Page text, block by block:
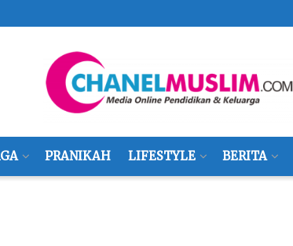
PRANIKAH LIFESTYLE BERITA